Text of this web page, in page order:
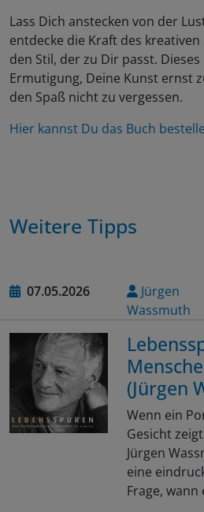
Lass Dich anstecken von der
entdecke die Kraft des
den Stil, der zu Dir passt.
Ermutigung, Deine Kunst ernst
den Spaß nicht zu vergessen.
Hier kannst Du das Buch
Weitere Tipps
07.05.2026
Jürgen
Wassmuth
(Jürgen
Wenn ein
Gesicht
Jürgen
eine
Frage, wann